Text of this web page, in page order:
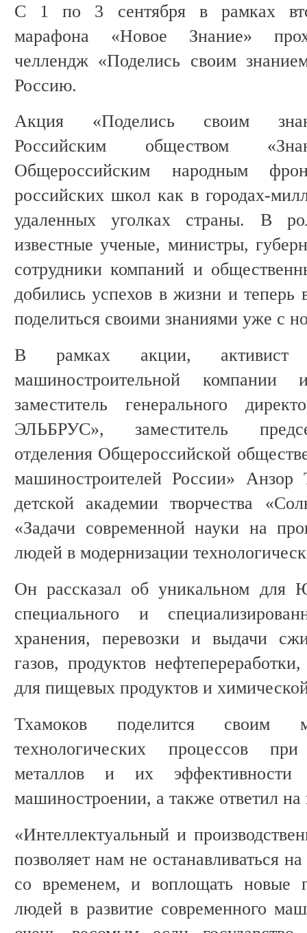
С 1 по 3 сентября в рамках
марафона «Новое Знание»
челлендж «Поделись своим
Россию.
Акция «Поделись своим
Российским обществом
Общероссийским народным
российских школ как в городах-
удаленных уголках страны. В
известные ученые, министры,
сотрудники компаний и
добились успехов в жизни и теперь
поделиться своими знаниями уже с
В рамках акции, активист
машиностроительной компании
заместитель генерального
ЭЛЬБРУС», заместитель
отделения Общероссийской
машиностроителей России»
детской академии творчества
«Задачи современной науки на
людей в модернизации
Он рассказал об уникальном для
специального и
хранения, перевозки и выдачи
газов, продуктов
для пищевых продуктов и
Тхамоков поделится своим
технологических процессов
металлов и их эффективности
машиностроении, а также ответил
«Интеллектуальный и
позволяет нам не останавливаться
со временем, и воплощать новые
людей в развитие современного